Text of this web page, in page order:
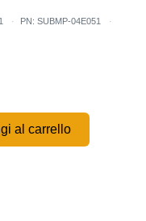
PN: SUBMP-04E051
al carrello